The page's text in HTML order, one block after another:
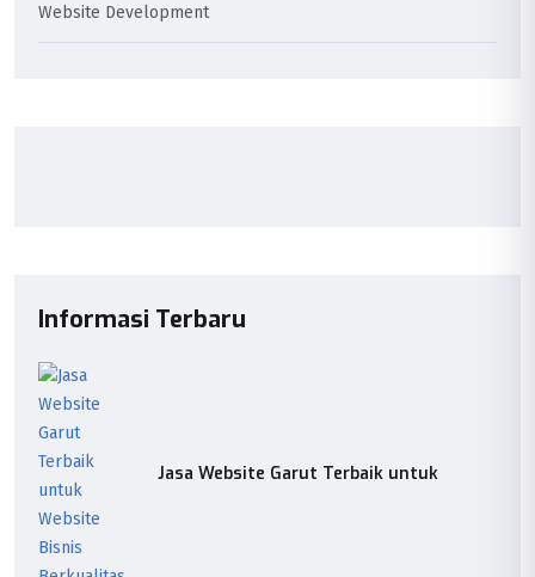
Website Development
Informasi Terbaru
Jasa Website Garut Terbaik untuk